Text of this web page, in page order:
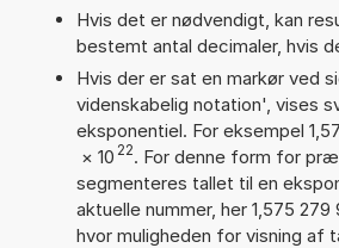
Hvis det er nødvendigt, kan
bestemt antal decimaler, hvis
Hvis der er sat en markør ved
videnskabelig notation', vises
eksponentiel. For eksempel
× 10 22. For denne form for
segmenteres tallet til en
aktuelle nummer, her 1,575 279
hvor muligheden for visning af